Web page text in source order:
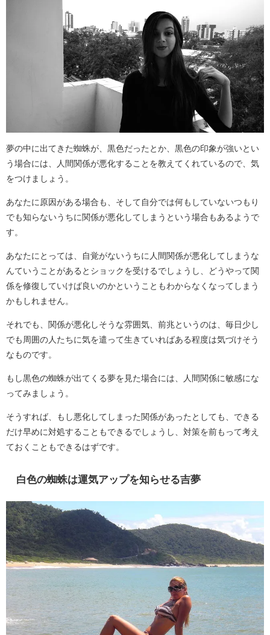
夢の中に出てきた蜘蛛が、黒色だったとか、黒色の印象が強いとい
う場合には、人間関係が悪化することを教えてくれているので、気
をつけましょう。
あなたに原因がある場合も、そして自分では何もしていないつもり
でも知らないうちに関係が悪化してしまうという場合もあるようで
す。
あなたにとっては、自覚がないうちに人間関係が悪化してしまうな
んていうことがあるとショックを受けるでしょうし、どうやって関
係を修復していけば良いのかということもわからなくなってしまう
かもしれません。
それでも、関係が悪化しそうな雰囲気、前兆というのは、毎日少し
でも周囲の人たちに気を遣って生きていればある程度は気づけそう
なものです。
もし黒色の蜘蛛が出てくる夢を見た場合には、人間関係に敏感にな
ってみましょう。
そうすれば、もし悪化してしまった関係があったとしても、できる
だけ早めに対処することもできるでしょうし、対策を前もって考え
ておくこともできるはずです。
白色の蜘蛛は運気アップを知らせる吉夢